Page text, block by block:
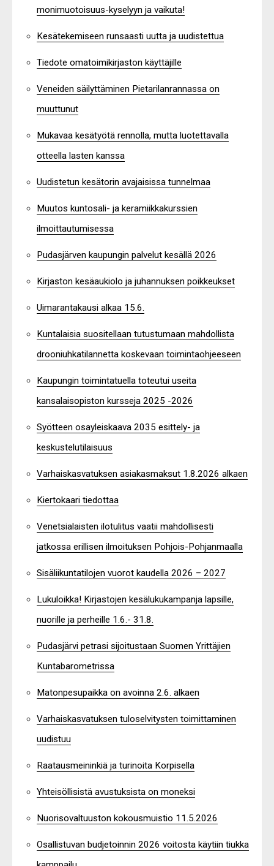
monimuotoisuus-kyselyyn ja vaikuta!
Kesätekemiseen runsaasti uutta ja uudistettua
Tiedote omatoimikirjaston käyttäjille
Veneiden säilyttäminen Pietarilanrannassa on
muuttunut
Mukavaa kesätyötä rennolla, mutta luotettavalla
otteella lasten kanssa
Uudistetun kesätorin avajaisissa tunnelmaa
Muutos kuntosali- ja keramiikkakurssien
ilmoittautumisessa
Pudasjärven kaupungin palvelut kesällä 2026
Kirjaston kesäaukiolo ja juhannuksen poikkeukset
Uimarantakausi alkaa 15.6.
Kuntalaisia suositellaan tutustumaan mahdollista
drooniuhkatilannetta koskevaan toimintaohjeeseen
Kaupungin toimintatuella toteutui useita
kansalaisopiston kursseja 2025 -2026
Syötteen osayleiskaava 2035 esittely- ja
keskustelutilaisuus
Varhaiskasvatuksen asiakasmaksut 1.8.2026 alkaen
Kiertokaari tiedottaa
Venetsialaisten ilotulitus vaatii mahdollisesti
jatkossa erillisen ilmoituksen Pohjois-Pohjanmaalla
Sisäliikuntatilojen vuorot kaudella 2026 – 2027
Lukuloikka! Kirjastojen kesälukukampanja lapsille,
nuorille ja perheille 1.6.- 31.8.
Pudasjärvi petrasi sijoitustaan Suomen Yrittäjien
Kuntabarometrissa
Matonpesupaikka on avoinna 2.6. alkaen
Varhaiskasvatuksen tuloselvitysten toimittaminen
uudistuu
Raatausmeininkiä ja turinoita Korpisella
Yhteisöllisistä avustuksista on moneksi
Nuorisovaltuuston kokousmuistio 11.5.2026
Osallistuvan budjetoinnin 2026 voitosta käytiin tiukka